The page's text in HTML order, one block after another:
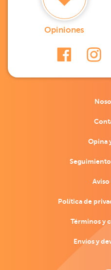
Opiniones
Opina
Aviso
Política de
Términos y
Envíos y